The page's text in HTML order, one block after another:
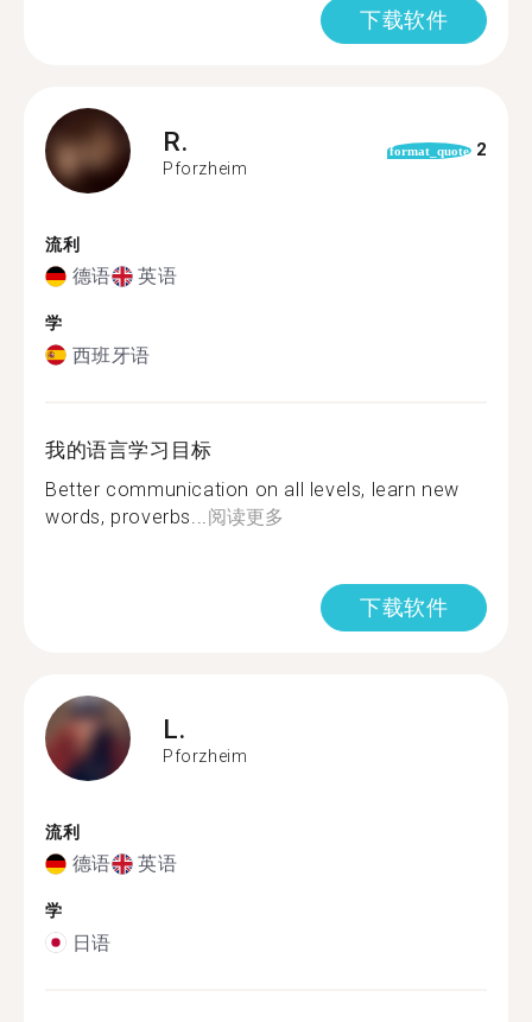
下载软件
R.
Pforzheim
format_quote 2
流利
德语 英语
学
西班牙语
我的语言学习目标
Better communication on all levels, learn new
words, proverbs... 阅读更多
下载软件
L.
Pforzheim
流利
德语 英语
学
日语